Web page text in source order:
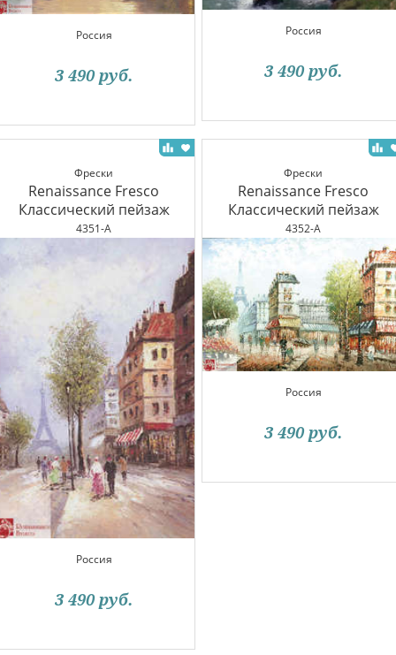
Россия
3 490 руб.
Россия
3 490 руб.
Фрески
Renaissance Fresco
Классический пейзаж
4351-A
Россия
3 490 руб.
Фрески
Renaissance Fresco
Классический пейзаж
4352-A
Россия
3 490 руб.